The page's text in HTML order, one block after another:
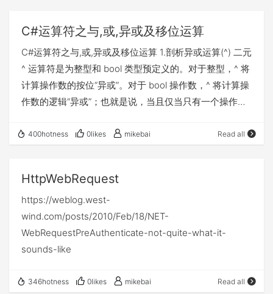
useLegacyV2RuntimeActivationPolicy="true">
<supportedRuntime version="v4.0"/> </startup> 这
段配置节的意思是（参考自MSDN，具体地址：
http://msdn.microsoft.com/zh-
cn/library/bbx34a2h.aspx）： 启用 .NET Framework
加载所有程序集。 注意：由于config配置文件的特性，如
未能初始化 在原来.NET2.0，.NET3.5的时候，由于程
序运行环境本质还是.NET2.0，而到了.NET4.0由于整个程
序集的版本更新，以前使用.NET2.0所编写的程序集
与.NET4.0的程序集继续拧互操作的时候就会出现上面所
说的兼容性问题。 通过MSDN，我们可以知道，startup
是在.NET4.0中新增的，默认是false，表示： 使用默认的
for (int i = 0; i < 1000000; i++) {
num1 = num1 / num2; }
return num1; }); }
public async void DisplayValue() {
double result = await GetValueAsync(1234.5, 1.01)
上返回 //这之后的所有代码都会被封装成委托，在
C#运算符之与,或,异或及移位运算
C#运算符之与,或,异或及移位运算 1.剖析异或运算(^) 二元
^ 运算符是为整型和 bool 类型预定义的。对于整型，^ 将
计算操作数的按位“异或”。对于 bool 操作数，^ 将计算操
作数的逻辑“异或”；也就是说，当且仅当只有一个操作数
个特点: (1) 0^0=0,0^1=1 0异或任何数＝任何数 (2)
10100001^00010001=10110000 按位异或的几个常见用
途: (1) 使某些特定的位翻转 例如对数10100001的第2
位和第3位翻转，则可以将该数与00000110进行按位异或
运算。 10100001^00000110 = 10100111 (2)
实现两个值的交换，而不必使用临时变量。 例如交换
语句实现： a = a^b； //a=10100111
400hotness 0likes mikebai Read all
HttpWebRequest
https://weblog.west-
wind.com/posts/2010/Feb/18/NET-
WebRequestPreAuthenticate-not-quite-what-it-
sounds-like
346hotness 0likes mikebai Read all